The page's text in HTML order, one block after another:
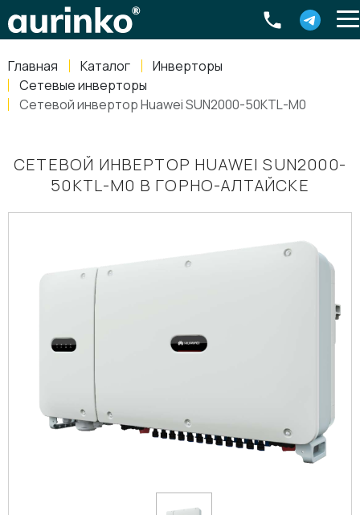
Главная Каталог
Инверторы
Сетевые инверторы
Сетевой инвертор Huawei SUN2000-50KTL-M0
СЕТЕВОЙ ИНВЕРТОР HUAWEI SUN2000-
50KTL-M0 В ГОРНО-АЛТАЙСКЕ
Россия, Свердловская область Екатеринбург ,
8-800-770-79-40